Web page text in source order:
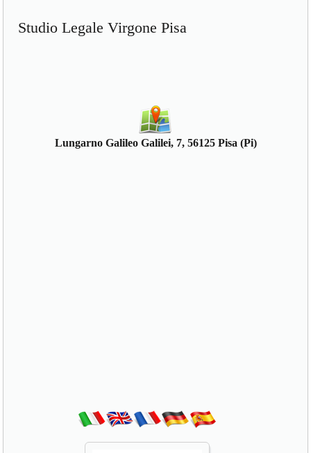
Studio Legale Virgone Pisa
Lungarno Galileo Galilei, 7, 56125 Pisa (Pi)